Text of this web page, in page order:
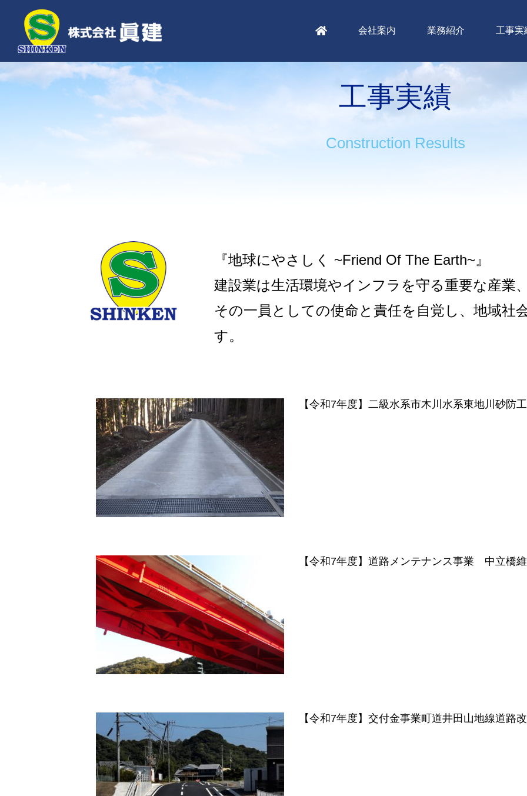
content
会社案内 業務紹介 工事実
工事実績
Construction Results
『地球にやさしく ~Friend Of The Earth~』
建設業は⽣活環境やインフラを守る重要な産業
その⼀員としての使命と責任を⾃覚し、地域社
す。
【令和7年度】二級水系市木川水系東地川砂防
【令和7年度】道路メンテナンス事業 中立橋
【令和7年度】交付金事業町道井田山地線道路